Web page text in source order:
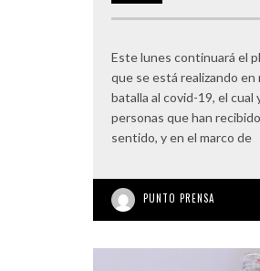
Este lunes continuará el
que se está realizando
batalla al covid-19, el cual
personas que han
sentido, y en el marco de
PUNTO PRENSA